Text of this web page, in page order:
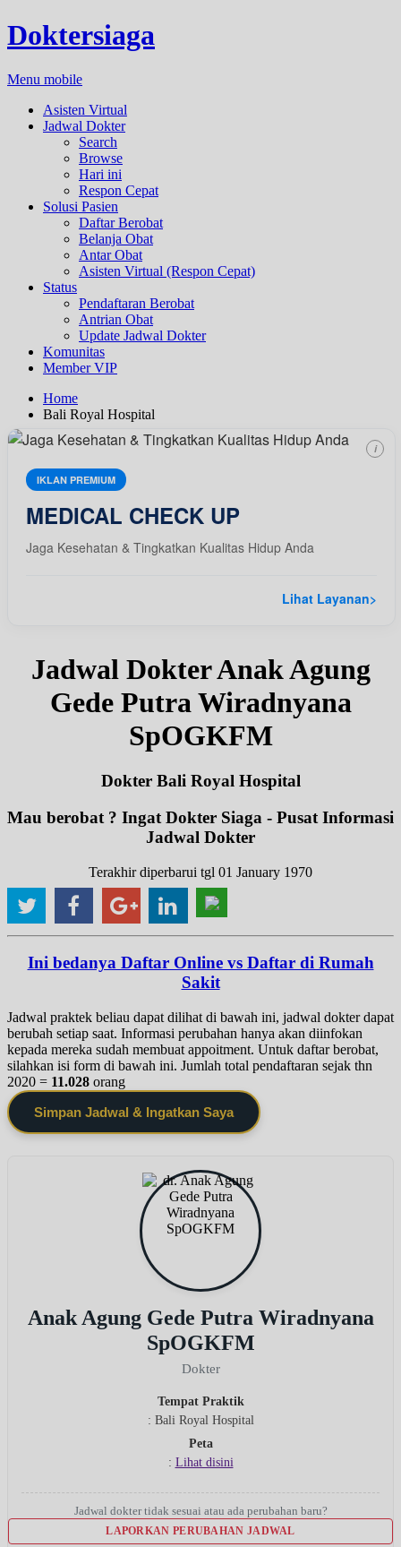
Doktersiaga
Menu mobile
Asisten Virtual
Jadwal Dokter
Search
Browse
Hari ini
Respon Cepat
Solusi Pasien
Daftar Berobat
Belanja Obat
Antar Obat
Asisten Virtual (Respon Cepat)
Status
Pendaftaran Berobat
Antrian Obat
Update Jadwal Dokter
Komunitas
Member VIP
Home
Bali Royal Hospital
IKLAN PREMIUM
MEDICAL CHECK UP
Jaga Kesehatan & Tingkatkan Kualitas Hidup Anda
Lihat Layanan>
i
Jadwal Dokter Anak Agung
Gede Putra Wiradnyana
SpOGKFM
Dokter Bali Royal Hospital
Mau berobat ? Ingat Dokter Siaga - Pusat Informasi
Jadwal Dokter
Terakhir diperbarui tgl 01 January 1970
Ini bedanya Daftar Online vs Daftar di Rumah
Sakit
Jadwal praktek beliau dapat dilihat di bawah ini, jadwal dokter dapat
berubah setiap saat. Informasi perubahan hanya akan diinfokan
kepada mereka sudah membuat appoitment. Untuk daftar berobat,
silahkan isi form di bawah ini. Jumlah total pendaftaran sejak thn
2020 = 11.028 orang
Simpan Jadwal & Ingatkan Saya
Anak Agung Gede Putra Wiradnyana
SpOGKFM
Dokter
Tempat Praktik
: Bali Royal Hospital
Peta
: Lihat disini
Jadwal dokter tidak sesuai atau ada perubahan baru?
LAPORKAN PERUBAHAN JADWAL